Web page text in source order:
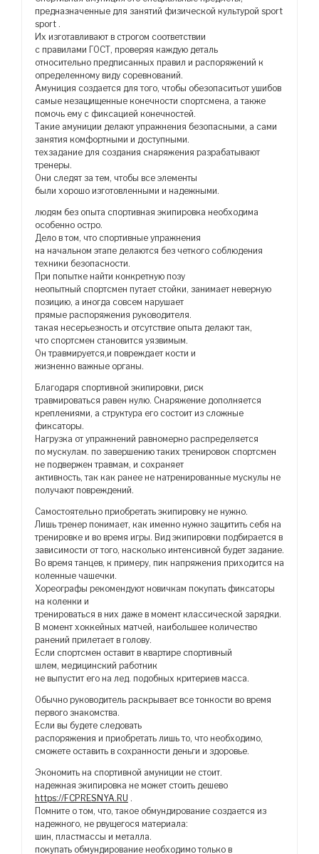
предназначенные для занятий физической культурой sport
sport .
Их изготавливают в строгом соответствии
с правилами ГОСТ, проверяя каждую деталь
относительно предписанных правил и распоряжений к
определенному виду соревнований.
Амуниция создается для того, чтобы обезопаситьот ушибов
самые незащищенные конечности спортсмена, а также
помочь ему с фиксацией конечностей.
Такие амуниции делают упражнения безопасными, а сами
занятия комфортными и доступными.
техзадание для создания снаряжения разрабатывают
тренеры.
Они следят за тем, чтобы все элементы
были хорошо изготовленными и надежными.
людям без опыта спортивная экипировка необходима
особенно остро.
Дело в том, что спортивные упражнения
на начальном этапе делаются без четкого соблюдения
техники безопасности.
При попытке найти конкретную позу
неопытный спортсмен путает стойки, занимает неверную
позицию, а иногда совсем нарушает
прямые распоряжения руководителя.
такая несерьезность и отсутствие опыта делают так,
что спортсмен становится уязвимым.
Он травмируется,и повреждает кости и
жизненно важные органы.
Благодаря спортивной экипировки, риск
травмироваться равен нулю. Снаряжение дополняется
креплениями, а структура его состоит из сложные
фиксаторы.
Нагрузка от упражнений равномерно распределяется
по мускулам. по завершению таких тренировок спортсмен
не подвержен травмам, и сохраняет
активность, так как ранее не натренированные мускулы не
получают повреждений.
Самостоятельно приобретать экипировку не нужно.
Лишь тренер понимает, как именно нужно защитить себя на
тренировке и во время игры. Вид экипировки подбирается в
зависимости от того, насколько интенсивной будет задание.
Во время танцев, к примеру, пик напряжения приходится на
коленные чашечки.
Хореографы рекомендуют новичкам покупать фиксаторы
на коленки и
тренироваться в них даже в момент классической зарядки.
В момент хоккейных матчей, наибольшее количество
ранений прилетает в голову.
Если спортсмен оставит в квартире спортивный
шлем, медицинский работник
не выпустит его на лед. подобных критериев масса.
Обычно руководитель раскрывает все тонкости во время
первого знакомства.
Если вы будете следовать
распоряжения и приобретать лишь то, что необходимо,
сможете оставить в сохранности деньги и здоровье.
Экономить на спортивной амуниции не стоит.
надежная экипировка не может стоить дешево
https://FCPRESNYA.RU .
Помните о том, что, такое обмундирование создается из
надежного, не рвущегося материала:
шин, пластмассы и металла.
покупать обмундирование необходимо только в